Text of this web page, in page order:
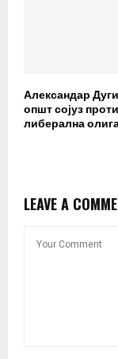
Александар
општ сојуз
либерална
LEAVE A